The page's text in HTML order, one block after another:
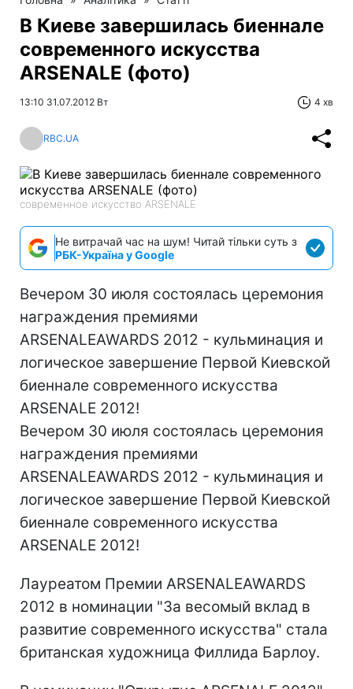
В Киеве завершилась биеннале
современного искусства
ARSENALE (фото)
13:10 31.07.2012 Вт 4 хв
RBC.UA
современное искусство ARSENALE
Не витрачай час на шум! Читай тільки суть з
РБК-Україна у Google
Вечером 30 июля состоялась церемония
награждения премиями
ARSENALEAWARDS 2012 - кульминация и
логическое завершение Первой Киевской
биеннале современного искусства
ARSENALE 2012!
Вечером 30 июля состоялась церемония
награждения премиями
ARSENALEAWARDS 2012 - кульминация и
логическое завершение Первой Киевской
биеннале современного искусства
ARSENALE 2012!
Лауреатом Премии ARSENALEAWARDS
2012 в номинации "За весомый вклад в
развитие современного искусства" стала
британская художница Филлида Барлоу.